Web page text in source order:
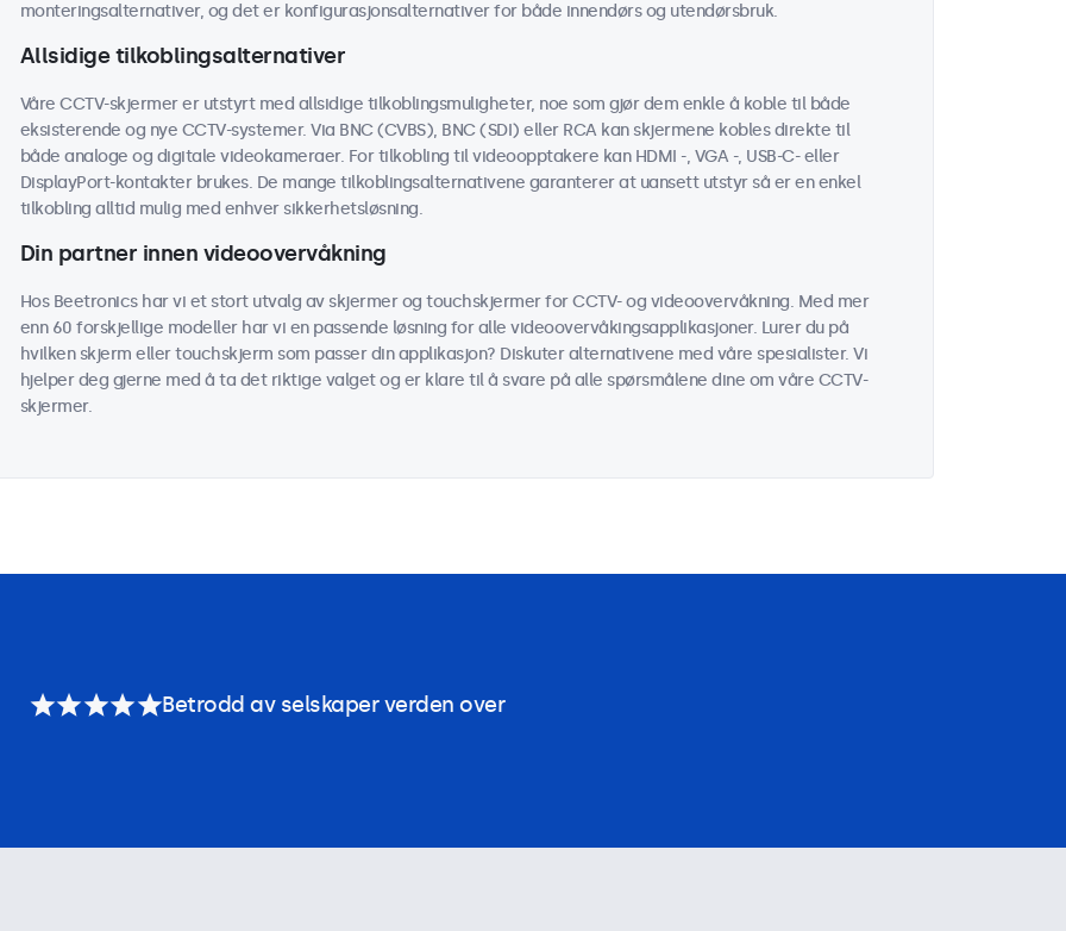
monteringsalternativer, og det er konfigurasjonsalternativer for både innendørs og utendørsbruk.
Allsidige tilkoblingsalternativer
Våre CCTV-skjermer er utstyrt med allsidige tilkoblingsmuligheter, noe som gjør dem enkle å koble til både
eksisterende og nye CCTV-systemer. Via BNC (CVBS), BNC (SDI) eller RCA kan skjermene kobles direkte til
både analoge og digitale videokameraer. For tilkobling til videoopptakere kan HDMI -, VGA -, USB-C- eller
DisplayPort-kontakter brukes. De mange tilkoblingsalternativene garanterer at uansett utstyr så er en enkel
tilkobling alltid mulig med enhver sikkerhetsløsning.
Din partner innen videoovervåkning
Hos Beetronics har vi et stort utvalg av skjermer og touchskjermer for CCTV- og videoovervåkning. Med mer
enn 60 forskjellige modeller har vi en passende løsning for alle videoovervåkingsapplikasjoner. Lurer du på
hvilken skjerm eller touchskjerm som passer din applikasjon? Diskuter alternativene med våre spesialister. Vi
hjelper deg gjerne med å ta det riktige valget og er klare til å svare på alle spørsmålene dine om våre CCTV-
skjermer.
Betrodd av selskaper verden over